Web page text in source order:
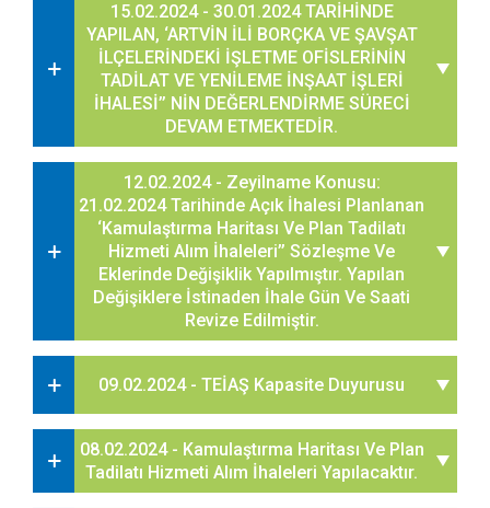
15.02.2024 - 30.01.2024 TARİHİNDE
YAPILAN, ‘ARTVİN İLİ BORÇKA VE ŞAVŞAT
İLÇELERİNDEKİ İŞLETME OFİSLERİNİN
TADİLAT VE YENİLEME İNŞAAT İŞLERİ
İHALESİ’’ NİN DEĞERLENDİRME SÜRECİ
DEVAM ETMEKTEDİR.
12.02.2024 - Zeyilname Konusu:
21.02.2024 Tarihinde Açık İhalesi Planlanan
‘Kamulaştırma Haritası Ve Plan Tadilatı
Hizmeti Alım İhaleleri’’ Sözleşme Ve
Eklerinde Değişiklik Yapılmıştır. Yapılan
Değişiklere İstinaden İhale Gün Ve Saati
Revize Edilmiştir.
09.02.2024 - TEİAŞ Kapasite Duyurusu
08.02.2024 - Kamulaştırma Haritası Ve Plan
Tadilatı Hizmeti Alım İhaleleri Yapılacaktır.